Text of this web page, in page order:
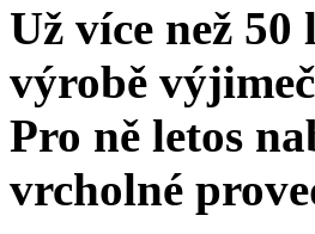
Už více než
výrobě
Pro ně letos
vrcholné